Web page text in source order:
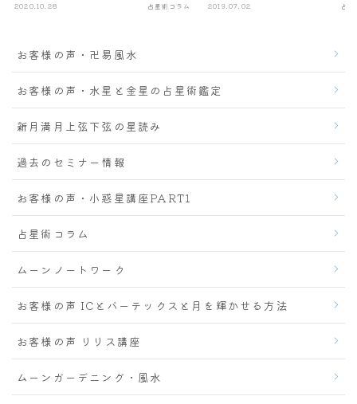
2020.10.28 占星術コラム 2019.07.02 占
お客様の声・卍易風水
お客様の声・水星と金星の占星術鑑定
新月満月上弦下弦の星読み
過去のセミナー情報
お客様の声・小惑星講座PART1
占星術コラム
ムーンノートワーク
お客様の声 ICとバーテックスと月を輝かせる方法
お客様の声 リリス講座
ムーンガーデニング・風水